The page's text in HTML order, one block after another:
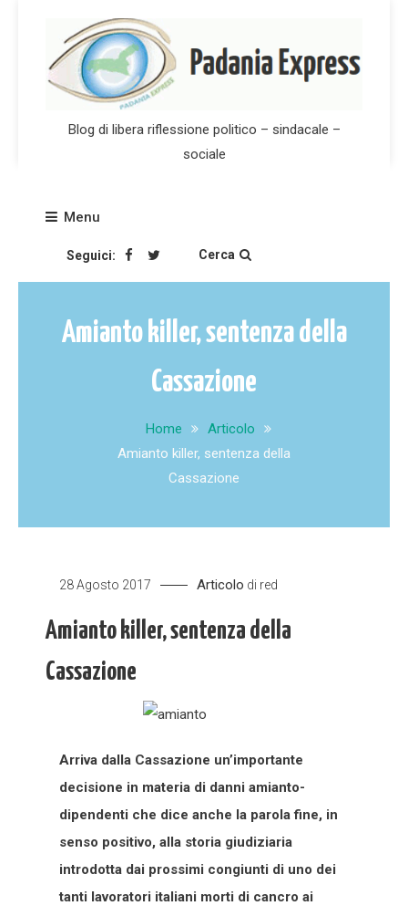
Blog di libera riflessione politico – sindacale –
sociale
Menu
Seguici: Cerca
Amianto killer, sentenza della
Cassazione
Home
Articolo
Amianto killer, sentenza della
Cassazione
28 Agosto 2017 Articolo di red
Amianto killer, sentenza della
Cassazione
Arriva dalla Cassazione un’importante
decisione in materia di danni amianto-
dipendenti che dice anche la parola fine, in
senso positivo, alla storia giudiziaria
introdotta dai prossimi congiunti di uno dei
tanti lavoratori italiani morti di cancro ai